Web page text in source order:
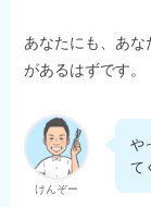
あなたにも、あ
があるはずです。
けんぞー
や
て